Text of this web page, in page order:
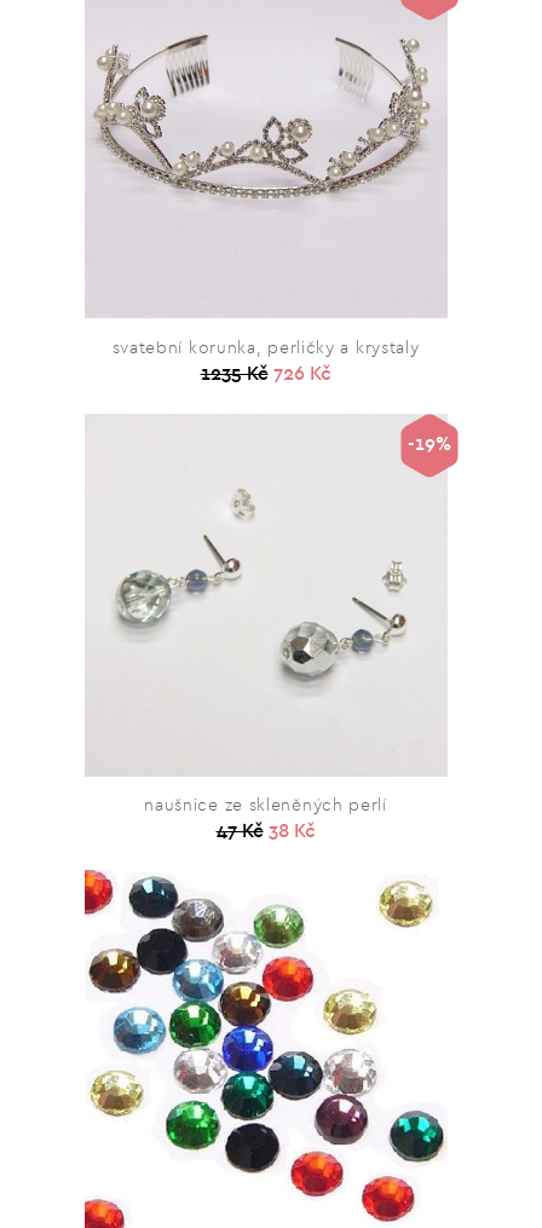
svatební korunka, perličky a krystaly
1235 Kč 726 Kč
naušnice ze skleněných perlí
47 Kč 38 Kč
-19%